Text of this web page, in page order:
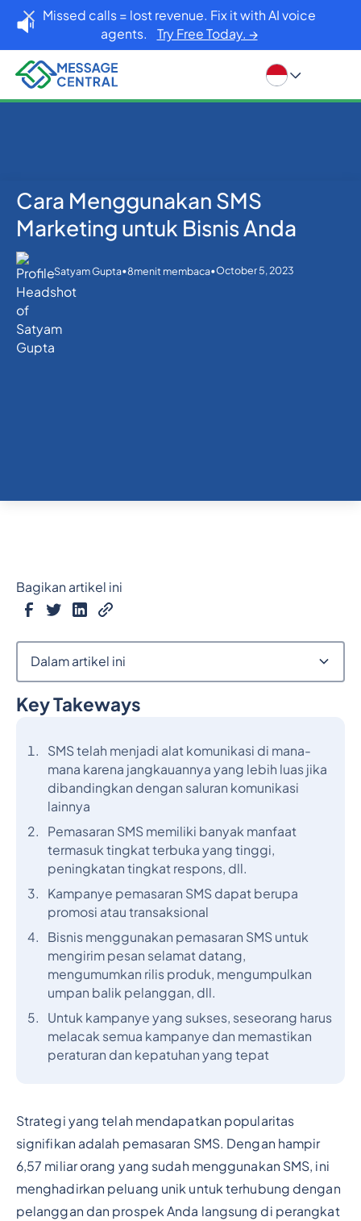
Missed calls = lost revenue. Fix it with AI voice
agents. Try Free Today. →
Rumah Blog
API SMS
Cara Menggunakan SMS Marketing untuk Bisnis
Anda
Cara Menggunakan SMS
Marketing untuk Bisnis Anda
Satyam Gupta•8menit membaca•October 5, 2023
Key Takeways
SMS telah menjadi alat komunikasi di mana-
mana karena jangkauannya yang lebih luas jika
dibandingkan dengan saluran komunikasi
lainnya
Pemasaran SMS memiliki banyak manfaat
termasuk tingkat terbuka yang tinggi,
peningkatan tingkat respons, dll.
Kampanye pemasaran SMS dapat berupa
promosi atau transaksional
Bisnis menggunakan pemasaran SMS untuk
mengirim pesan selamat datang,
mengumumkan rilis produk, mengumpulkan
umpan balik pelanggan, dll.
Untuk kampanye yang sukses, seseorang harus
melacak semua kampanye dan memastikan
peraturan dan kepatuhan yang tepat
Strategi yang telah mendapatkan popularitas
signifikan adalah pemasaran SMS. Dengan hampir
6,57 miliar orang yang sudah menggunakan SMS, ini
menghadirkan peluang unik untuk terhubung dengan
pelanggan dan prospek Anda langsung di perangkat
Bagikan artikel ini
Dalam artikel ini
Judul 2